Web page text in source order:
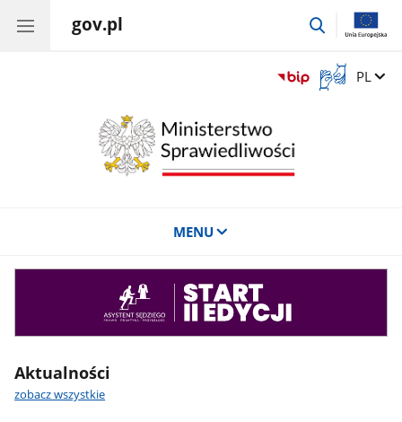
gov.pl
przejdź
Otwórz
okno
Zmień
PL
MENU
Aktualności
zobacz wszystkie